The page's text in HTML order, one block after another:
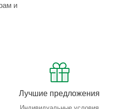
и
Лучшие предложения